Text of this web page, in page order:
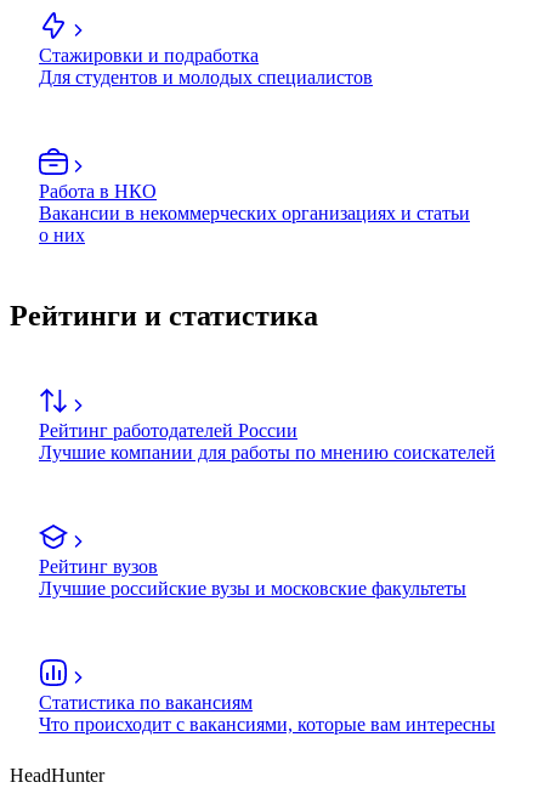
Стажировки и подработка
Для студентов и молодых специалистов
Работа в НКО
Вакансии в некоммерческих организациях и статьи
о них
Рейтинги и статистика
Рейтинг работодателей России
Лучшие компании для работы по мнению соискателей
Рейтинг вузов
Лучшие российские вузы и московские факультеты
Статистика по вакансиям
Что происходит с вакансиями, которые вам интересны
HeadHunter